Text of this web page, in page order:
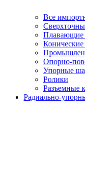
Все
Опорно-
Упорные
Ролики
Разъемные
Радиально-